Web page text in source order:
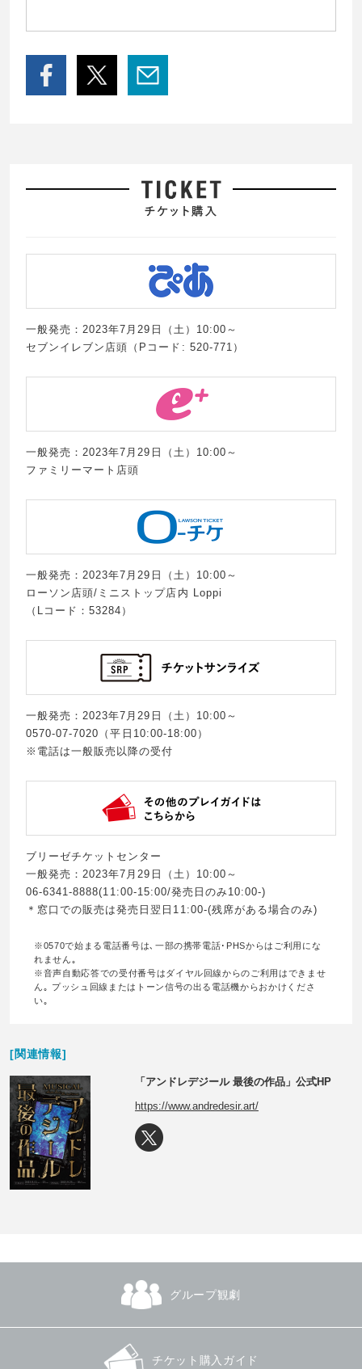
一般発売：2023年7月29日（土）10:00～
セブンイレブン店頭（Pコード: 520-771）
一般発売：2023年7月29日（土）10:00～
ファミリーマート店頭
一般発売：2023年7月29日（土）10:00～
ローソン店頭/ミニストップ店内 Loppi
（Lコード：53284）
一般発売：2023年7月29日（土）10:00～
0570-07-7020（平日10:00-18:00）
※電話は一般販売以降の受付
ブリーゼチケットセンター
一般発売：2023年7月29日（土）10:00～
06-6341-8888(11:00-15:00/発売日のみ10:00-)
＊窓口での販売は発売日翌日11:00-(残席がある場合のみ)
※0570で始まる電話番号は､一部の携帯電話･PHSからはご利用にな
れません｡
※音声自動応答での受付番号はダイヤル回線からのご利用はできませ
ん｡ プッシュ回線またはトーン信号の出る電話機からおかけくださ
い｡
[関連情報]
「アンドレデジール 最後の作品」公式HP
https://www.andredesir.art/
グループ観劇
チケット購入ガイド